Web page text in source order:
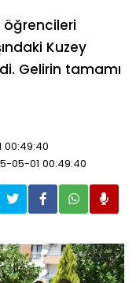
öğrencileri
Kuzey
Gelirin tamamı
00:49:40
05-01 00:49:40